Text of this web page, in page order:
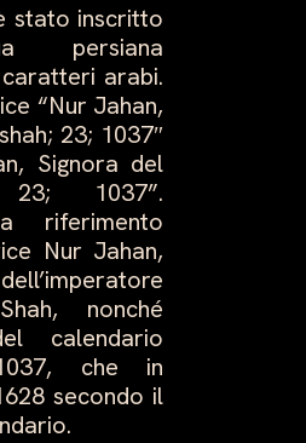
stato inscritto
persiana
arabi.
“Nur Jahan,
23; 1037″
Signora del
23; 1037”.
riferimento
Nur Jahan,
nonché
calendario
che in
secondo il